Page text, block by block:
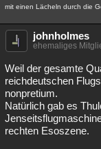
mit einen Lächeln durch die
johnholmes
ehemaliges
Weil der gesamte
reichdeutschen
nonpretium.
Natürlich gab es
rechten Esoszene.